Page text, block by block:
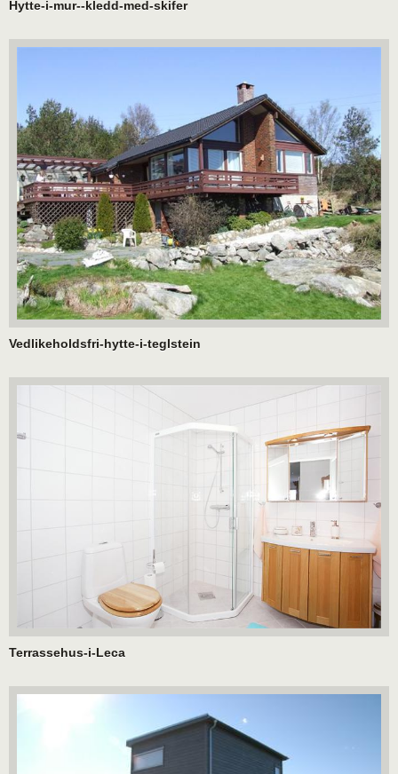
Hytte-i-mur--kledd-med-skifer
Vedlikeholdsfri-hytte-i-teglstein
Terrassehus-i-Leca